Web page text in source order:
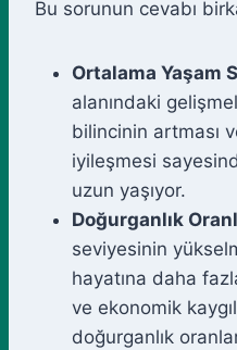
Bu sorunun cevabı
Ortalama Yaşam
alanındaki
bilincinin artması
iyileşmesi
uzun yaşıyor.
Doğurganlık
seviyesinin
hayatına daha
ve ekonomik
doğurganlık